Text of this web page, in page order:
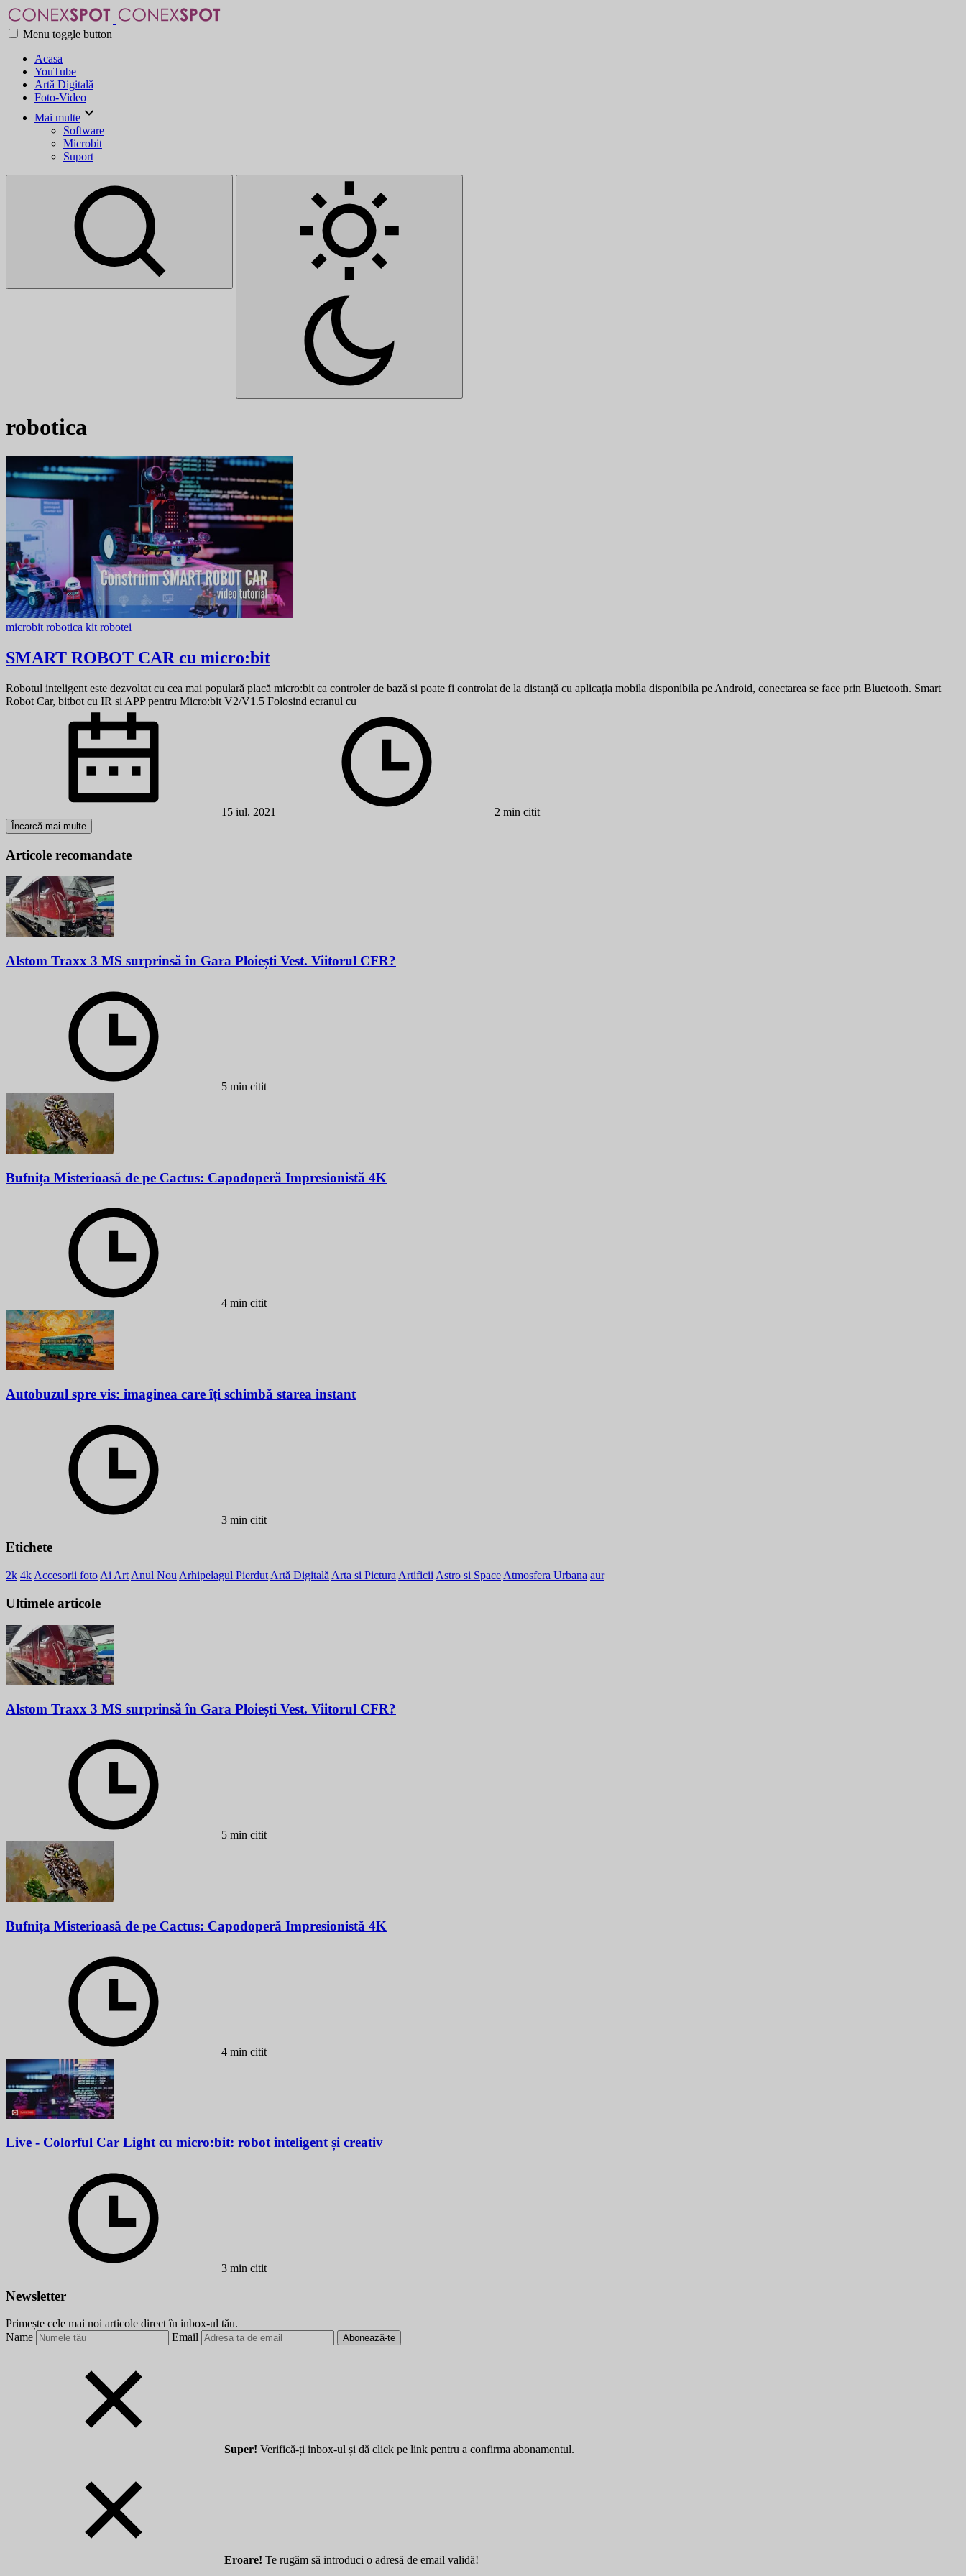
Menu toggle button
Acasa
YouTube
Artă Digitală
Foto-Video
Mai multe
Software
Microbit
Suport
robotica
microbit robotica kit robotei
SMART ROBOT CAR cu micro:bit
Robotul inteligent este dezvoltat cu cea mai populară placă micro:bit ca controler de bază si poate fi controlat de la distanță cu aplicația mobila disponibila pe Android, conectarea se face prin Bluetooth. Smart
Robot Car, bitbot cu IR si APP pentru Micro:bit V2/V1.5 Folosind ecranul cu
15 iul. 2021 2 min citit
Încarcă mai multe
Articole recomandate
Alstom Traxx 3 MS surprinsă în Gara Ploiești Vest. Viitorul CFR?
5 min citit
Bufnița Misterioasă de pe Cactus: Capodoperă Impresionistă 4K
4 min citit
Autobuzul spre vis: imaginea care îți schimbă starea instant
3 min citit
Etichete
2k 4k Accesorii foto Ai Art Anul Nou Arhipelagul Pierdut Artă Digitală Arta si Pictura Artificii Astro si Space Atmosfera Urbana aur
Ultimele articole
Alstom Traxx 3 MS surprinsă în Gara Ploiești Vest. Viitorul CFR?
5 min citit
Bufnița Misterioasă de pe Cactus: Capodoperă Impresionistă 4K
4 min citit
Live - Colorful Car Light cu micro:bit: robot inteligent și creativ
3 min citit
Newsletter
Primește cele mai noi articole direct în inbox-ul tău.
Name
Email Abonează-te
Super! Verifică-ți inbox-ul și dă click pe link pentru a confirma abonamentul.
Eroare! Te rugăm să introduci o adresă de email validă!